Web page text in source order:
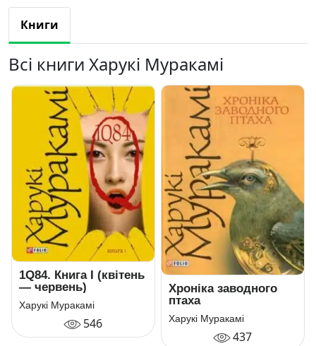
Книги
Всі книги Харукі Муракамі
1Q84. Книга І (квітень
— червень)
Харукі Муракамі
546
Хроніка заводного
птаха
Харукі Муракамі
437